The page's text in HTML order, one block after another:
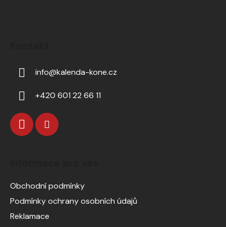
info@kalenda-kone.cz
+420 601 22 66 11
Obchodní podmínky
Podmínky ochrany osobních údajů
Reklamace